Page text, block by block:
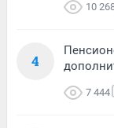
10
4
7 444